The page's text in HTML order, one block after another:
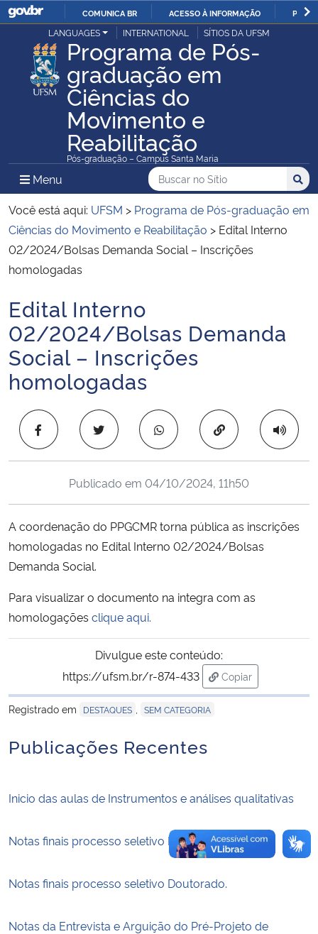
IR
PARA
O
CONTEÚDO
COMUNICA BR ACESSO À INFORMAÇÃO
Ministério da Justiça e Segurança Pública
Ministério da Defesa
Ministério das Relações Exteriores
Ministério da Economia
Ministério da Infraestrutura
Ministério da Agricultura, Pecuária e Abastecimento
Ministério da Cidadania
Ministério da Saúde
Ministério da Ciência, Tecnologia, Inovações e Comunicações
Ministério do Meio Ambiente
Ministério do Desenvolvimento Regional
Controladoria-Geral da União
Secretaria de Governo
Gabinete de Segurança Institucional
LANGUAGES INTERNATIONAL SÍTIOS DA UFSM
Programa de Pós-
graduação em
Ciências do
Movimento e
Reabilitação
Pós-graduação – Campus Santa Maria
Menu Menu Principal do Sítio
Busca
Buscar no no Sítio
Busca:
Você está aqui: UFSM > Programa de Pós-graduação em
Ciências do Movimento e Reabilitação > Edital Interno
02/2024/Bolsas Demanda Social – Inscrições
homologadas
Início do conteúdo
Edital Interno
02/2024/Bolsas Demanda
Social – Inscrições
homologadas
Copiar para área
Publicado em 04/10/2024, 11h50
A coordenação do PPGCMR torna pública as inscrições
homologadas no Edital Interno 02/2024/Bolsas
Demanda Social.
Para visualizar o documento na integra com as
homologações clique aqui.
Divulgue este conteúdo:
https://ufsm.br/r-874-433
Copiar
para área de
Registrado em
DESTAQUES SEM CATEGORIA
Publicações Recentes
Inicio das aulas de Instrumentos e análises qualitativas
Notas finais processo seletivo Mestrado.
Notas finais processo seletivo Doutorado.
Notas da Entrevista e Arguição do Pré-Projeto de